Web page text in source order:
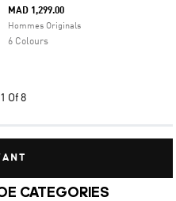
MAD 1,299.00
Hommes Originals
6 Colours
1 Of 8
CATEGORIES